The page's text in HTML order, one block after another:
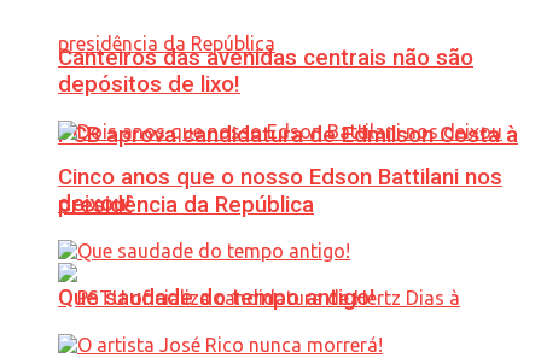
PCB aprova candidatura de Edmilson Costa à
presidência da República
Canteiros das avenidas centrais não são
depósitos de lixo!
Cinco anos que o nosso Edson Battilani nos
deixou!
Que saudade do tempo antigo!